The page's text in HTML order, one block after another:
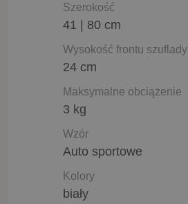
Szerokość
41 | 80 cm
Wysokość frontu szuflady
24 cm
Maksymalne obciążenie
3 kg
Wzór
Auto sportowe
Kolory
biały